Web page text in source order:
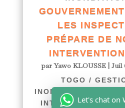
LES
PRÉPARE DE
parYawo KLOUSSE| Juil
TOGO /
INONDATIONS : LE
INTENSIFIE LES
Let's chat on